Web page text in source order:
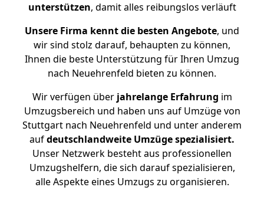
unterstützen, damit alles reibungslos verläuft
Unsere Firma kennt die besten Angebote, und
wir sind stolz darauf, behaupten zu können,
Ihnen die beste Unterstützung für Ihren Umzug
nach Neuehrenfeld bieten zu können.
Wir verfügen überjahrelange Erfahrung im
Umzugsbereich und haben uns auf Umzüge von
Stuttgart nach Neuehrenfeld und unter anderem
aufdeutschlandweite Umzüge spezialisiert.
Unser Netzwerk besteht aus professionellen
Umzugshelfern, die sich darauf spezialisieren,
alle Aspekte eines Umzugs zu organisieren.